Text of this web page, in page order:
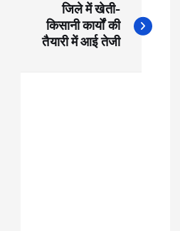
जिले में खेती-
किसानी कार्यों की
तैयारी में आई तेजी